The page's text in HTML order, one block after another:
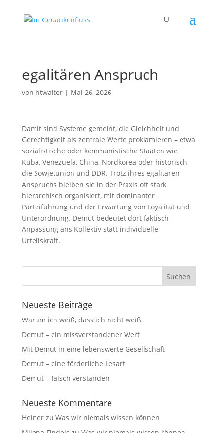
egalitären Anspruch
von htwalter| Mai 26, 2026
Damit sind Systeme gemeint, die Gleichheit und
Gerechtigkeit als zentrale Werte proklamieren – etwa
sozialistische oder kommunistische Staaten wie
Kuba, Venezuela, China, Nordkorea oder historisch
die Sowjetunion und DDR. Trotz ihres egalitären
Anspruchs bleiben sie in der Praxis oft stark
hierarchisch organisiert, mit dominanter
Parteiführung und der Erwartung von Loyalität und
Unterordnung. Demut bedeutet dort faktisch
Anpassung ans Kollektiv statt individuelle
Urteilskraft.
Neueste Beiträge
Warum ich weiß, dass ich nicht weiß
Demut – ein missverstandener Wert
Mit Demut in eine lebenswerte Gesellschaft
Demut – eine förderliche Lesart
Demut – falsch verstanden
Neueste Kommentare
Heinerzu Was wir niemals wissen können